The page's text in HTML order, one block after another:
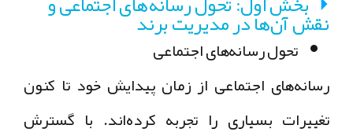
نقش آن‌ها در مدیریت برند
تحول رسانه‌های اجتماعی
رسانه‌های اجتماعی از زمان پیدایش خود تا کنون
تغییرات بسیاری را تجربه کرده‌اند. با گسترش